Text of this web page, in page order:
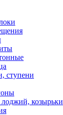
ступени
козырьки